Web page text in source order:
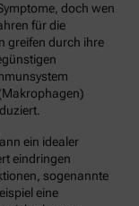
doch wen
für die
greifen durch ihre
ein idealer
eindringen
sogenannte
eine